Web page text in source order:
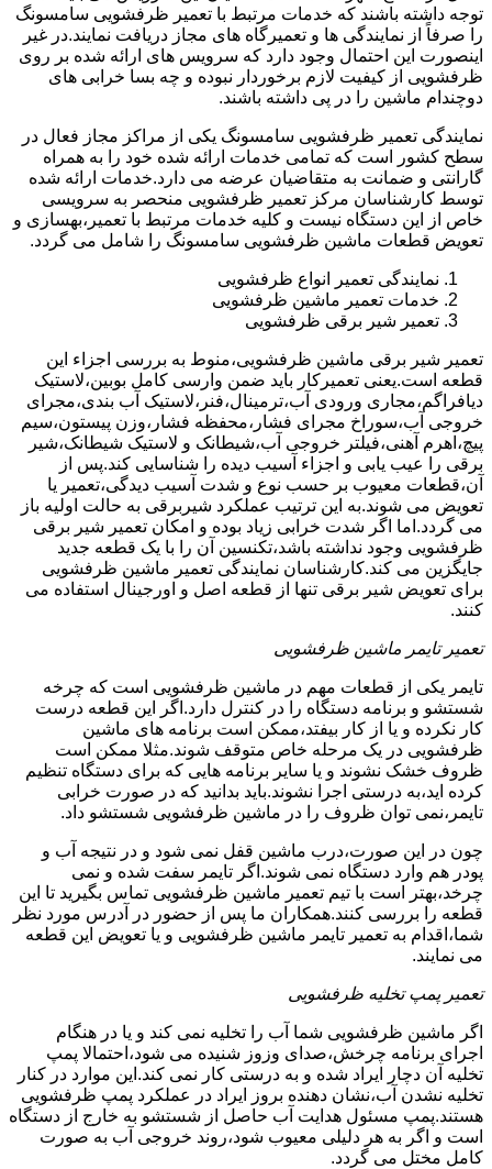
توجه داشته باشند که خدمات مرتبط با تعمیر ظرفشویی سامسونگ
را صرفاً از نمایندگی ها و تعمیرگاه های مجاز دریافت نمایند.در غیر
اینصورت این احتمال وجود دارد که سرویس های ارائه شده بر روی
ظرفشویی از کیفیت لازم برخوردار نبوده و چه بسا خرابی های
دوچندام ماشین را در پی داشته باشند.
نمایندگی تعمیر ظرفشویی سامسونگ یکی از مراکز مجاز فعال در
سطح کشور است که تمامی خدمات ارائه شده خود را به همراه
گارانتی و ضمانت به متقاضیان عرضه می دارد.خدمات ارائه شده
توسط کارشناسان مرکز تعمیر ظرفشویی منحصر به سرویسی
خاص از این دستگاه نیست و کلیه خدمات مرتبط با تعمیر،بهسازی و
تعویض قطعات ماشین ظرفشویی سامسونگ را شامل می گردد.
نمایندگی تعمیر انواع ظرفشویی
خدمات تعمیر ماشین ظرفشویی
تعمیر شیر برقی ظرفشویی
تعمیر شیر برقی ماشین ظرفشویی،منوط به بررسی اجزاء این
قطعه است.یعنی تعمیرکار باید ضمن وارسی کامل بوبین،لاستیک
دیافراگم،مجاری ورودی آب،ترمینال،فنر،لاستیک آب بندی،مجرای
خروجی آب،سوراخ مجرای فشار،محفظه فشار،وزن پیستون،سیم
پیچ،اهرم آهنی،فیلتر خروجی آب،شیطانک و لاستیک شیطانک،شیر
برقی را عیب یابی و اجزاء آسیب دیده را شناسایی کند.پس از
آن،قطعات معیوب بر حسب نوع و شدت آسیب دیدگی،تعمیر یا
تعویض می شوند.به این ترتیب عملکرد شیربرقی به حالت اولیه باز
می گردد.اما اگر شدت خرابی زیاد بوده و امکان تعمیر شیر برقی
ظرفشویی وجود نداشته باشد،تکنسین آن را با یک قطعه جدید
جایگزین می کند.کارشناسان نمایندگی تعمیر ماشین ظرفشویی
برای تعویض شیر برقی تنها از قطعه اصل و اورجینال استفاده می
کنند.
تعمیر تایمر ماشین ظرفشویی
تایمر یکی از قطعات مهم در ماشین ظرفشویی است که چرخه
شستشو و برنامه دستگاه را در کنترل دارد.اگر این قطعه درست
کار نکرده و یا از کار بیفتد،ممکن است برنامه های ماشین
ظرفشویی در یک مرحله خاص متوقف شوند.مثلا ممکن است
ظروف خشک نشوند و یا سایر برنامه هایی که برای دستگاه تنظیم
کرده اید،به درستی اجرا نشوند.باید بدانید که در صورت خرابی
تایمر،نمی توان ظروف را در ماشین ظرفشویی شستشو داد.
چون در این صورت،درب ماشین قفل نمی شود و در نتیجه آب و
پودر هم وارد دستگاه نمی شوند.اگر تایمر سفت شده و نمی
چرخد،بهتر است با تیم تعمیر ماشین ظرفشویی تماس بگیرید تا این
قطعه را بررسی کنند.همکاران ما پس از حضور در آدرس مورد نظر
شما،اقدام به تعمیر تایمر ماشین ظرفشویی و یا تعویض این قطعه
می نمایند.
تعمیر پمپ تخلیه ظرفشویی
اگر ماشین ظرفشویی شما آب را تخلیه نمی کند و یا در هنگام
اجرای برنامه چرخش،صدای وزوز شنیده می شود،احتمالا پمپ
تخلیه آن دچار ایراد شده و به درستی کار نمی کند.این موارد در کنار
تخلیه نشدن آب،نشان دهنده بروز ایراد در عملکرد پمپ ظرفشویی
هستند.پمپ مسئول هدایت آب حاصل از شستشو به خارج از دستگاه
است و اگر به هر دلیلی معیوب شود،روند خروجی آب به صورت
کامل مختل می گردد.